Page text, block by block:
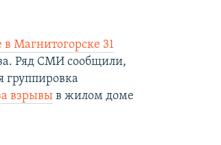
Магнитогорске 31
Ряд СМИ сообщили,
группировка
взрывы в жилом доме